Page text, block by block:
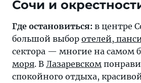
Где остановиться: в центре
большой выбор отелей,
сектора — многие на самом
моря. В Лазаревском
спокойного отдыха,